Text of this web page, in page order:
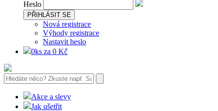
Heslo
PŘIHLÁSIT SE
Nová registrace
Výhody registrace
Nastavit heslo
0ks za 0 Kč
Akce a slevy
Jak ušetřit